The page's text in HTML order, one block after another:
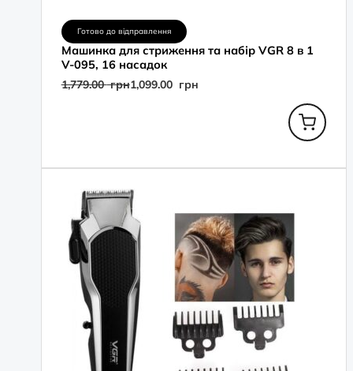
Готово до відправлення
Машинка для стриження та набір VGR 8 в 1
V-095, 16 насадок
1,779.00грн1,099.00 грн